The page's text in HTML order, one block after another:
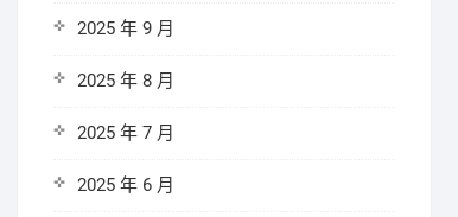
2025 年 9 月
2025 年 8 月
2025 年 7 月
2025 年 6 月